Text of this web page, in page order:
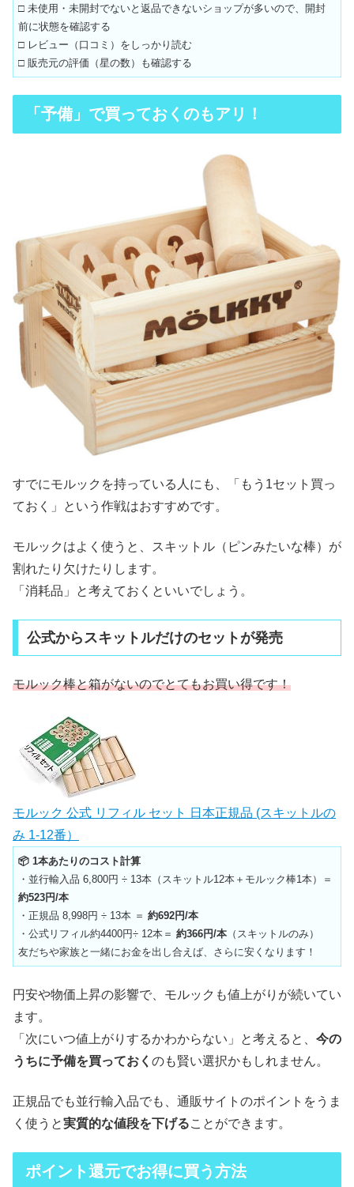
□ 未使用・未開封でないと返品できないショップが多いので、開封
前に状態を確認する
□ レビュー（口コミ）をしっかり読む
□ 販売元の評価（星の数）も確認する
「予備」で買っておくのもアリ！
すでにモルックを持っている人にも、「もう1セット買っ
ておく」という作戦はおすすめです。
モルックはよく使うと、スキットル（ピンみたいな棒）が
割れたり欠けたりします。
「消耗品」と考えておくといいでしょう。
公式からスキットルだけのセットが発売
モルック棒と箱がないのでとてもお買い得です！
モルック 公式 リフィル セット 日本正規品 (スキットルの
み 1-12番）
📦 1本あたりのコスト計算
・並行輸入品 6,800円 ÷ 13本（スキットル12本＋モルック棒1本）＝
約523円/本
・正規品 8,998円 ÷ 13本 ＝約692円/本
・公式リフィル約4400円÷ 12本＝約366円/本 （スキットルのみ）
友だちや家族と一緒にお金を出し合えば、さらに安くなります！
円安や物価上昇の影響で、モルックも値上がりが続いてい
ます。
「次にいつ値上がりするかわからない」と考えると、 今の
うちに予備を買っておく のも賢い選択かもしれません。
正規品でも並行輸入品でも、通販サイトのポイントをうま
く使うと実質的な値段を下げることができます。
ポイント還元でお得に買う方法